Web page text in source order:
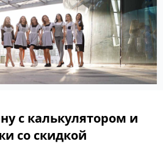
с калькулятором и
со скидкой